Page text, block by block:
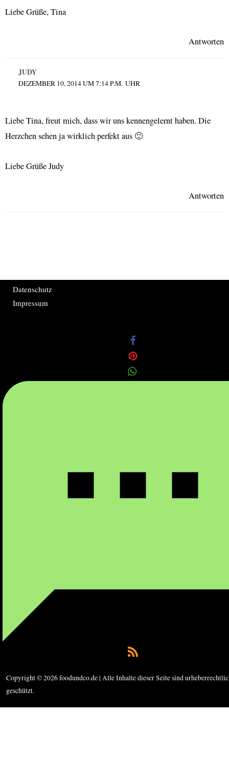
Liebe Grüße, Tina
Antworten
JUDY
DEZEMBER 10, 2014 UM 7:14 P.M. UHR
Liebe Tina, freut mich, dass wir uns kennengelernt haben. Die
Herzchen sehen ja wirklich perfekt aus 🙂
Liebe Grüße Judy
Antworten
Datenschutz
Impressum
Copyright © 2026 foodundco.de | Alle Inhalte dieser Seite sind
geschützt.